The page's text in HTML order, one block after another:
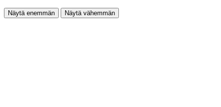
Näytä enemmän Näytä vähemmän